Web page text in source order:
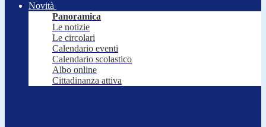
Novità
Panoramica
Le notizie
Le circolari
Calendario eventi
Calendario scolastico
Albo online
Cittadinanza attiva